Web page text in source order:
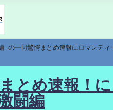
の一同驚愕まとめ速報にロマンティ
とめ速報！
闘編